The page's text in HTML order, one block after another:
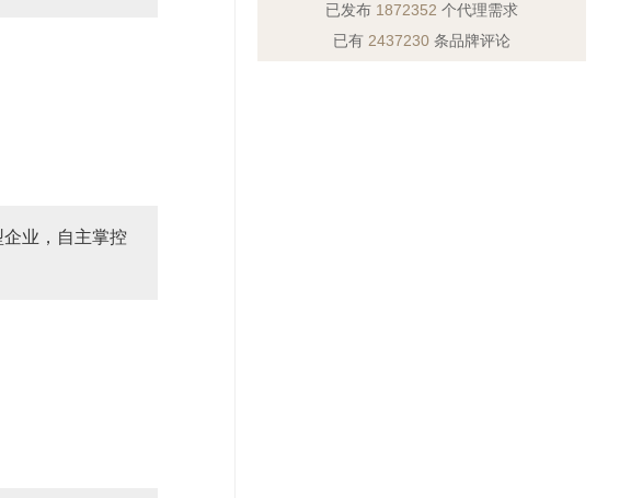
业，自主掌控
已发布 1872352 个代理需求
已有 2437230 条品牌评论